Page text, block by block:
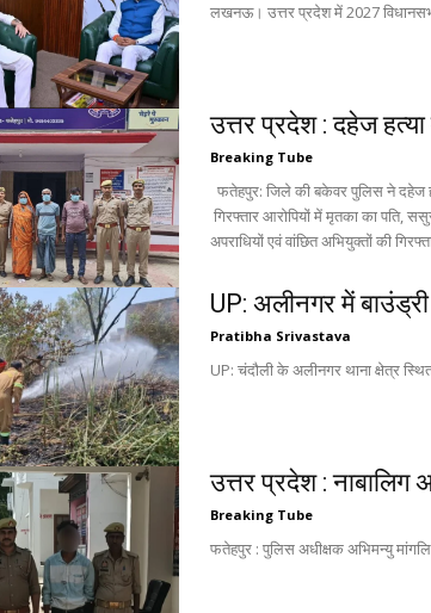
लखनऊ। उत्तर प्रदेश में 2027
उत्तर प्रदेश : दहेज
Breaking Tube
गिरफ्तार आरोपियों में मृतका का पति, ससुर और सास
अपराधियों एवं वांछित अभियुक्तों की
UP: अलीनगर में
Pratibha Srivastava
UP: चंदौली के अलीनगर थाना क्षेत्र
उत्तर प्रदेश :
Breaking Tube
फतेहपुर : पुलिस अधीक्षक अभिमन्यु